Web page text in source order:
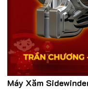
Máy Xăm